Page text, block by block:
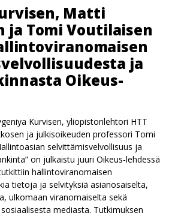
Matti
ja Tomi Voutilaisen
ja
Oikeus-
Kurvisen, yliopistonlehtori HTT
ja julkisoikeuden professori Tomi
selvittämisvelvollisuus ja
on julkaistu juuri Oikeus-lehdessä
hallintoviranomaisen
tietoja ja selvityksiä asianosaiselta,
ulkomaan viranomaiselta sekä
mediasta. Tutkimuksen